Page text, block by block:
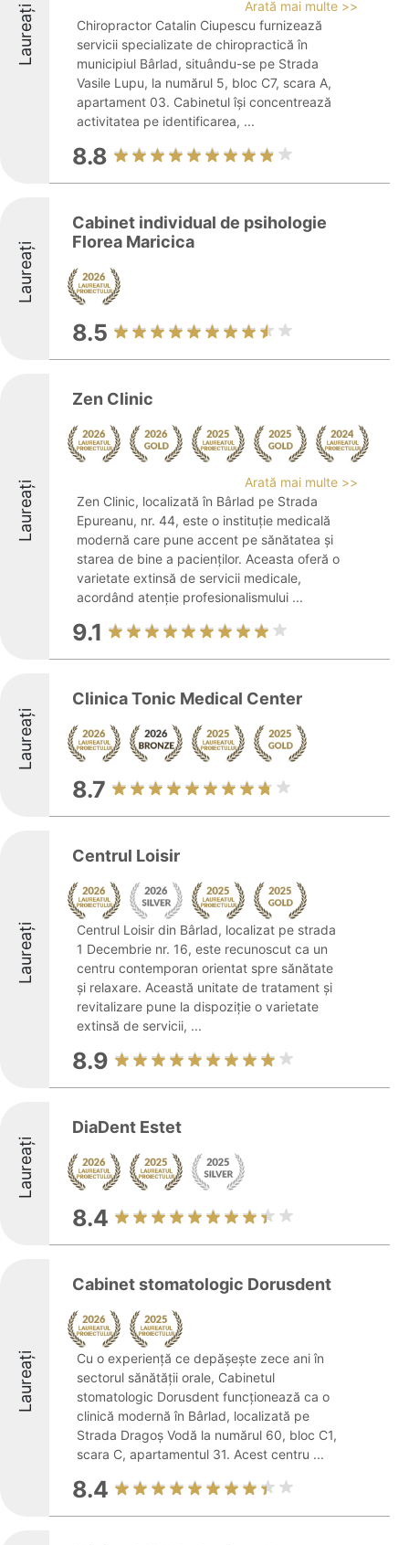
Laureați
Arată mai multe >>
Chiropractor Catalin Ciupescu furnizează
servicii specializate de chiropractică în
municipiul Bârlad, situându-se pe Strada
Vasile Lupu, la numărul 5, bloc C7, scara A,
apartament 03. Cabinetul își concentrează
activitatea pe identificarea, ...
8.8
Laureați
Cabinet individual de psihologie
Florea Maricica
8.5
Laureați
Zen Clinic
Arată mai multe >>
Zen Clinic, localizată în Bârlad pe Strada
Epureanu, nr. 44, este o instituție medicală
modernă care pune accent pe sănătatea și
starea de bine a pacienților. Aceasta oferă o
varietate extinsă de servicii medicale,
acordând atenție profesionalismului ...
9.1
Laureați
Clinica Tonic Medical Center
8.7
Laureați
Centrul Loisir
Centrul Loisir din Bârlad, localizat pe strada
1 Decembrie nr. 16, este recunoscut ca un
centru contemporan orientat spre sănătate
și relaxare. Această unitate de tratament și
revitalizare pune la dispoziție o varietate
extinsă de servicii, ...
8.9
Laureați
DiaDent Estet
8.4
Laureați
Cabinet stomatologic Dorusdent
Cu o experiență ce depășește zece ani în
sectorul sănătății orale, Cabinetul
stomatologic Dorusdent funcționează ca o
clinică modernă în Bârlad, localizată pe
Strada Dragoş Vodă la numărul 60, bloc C1,
scara C, apartamentul 31. Acest centru ...
8.4